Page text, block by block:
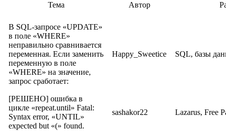
Тема Автор
В SQL-запросе «UPDATE»
в поле «WHERE»
неправильно сравнивается
переменная. Если заменить
переменную в поле
«WHERE» на значение,
запрос сработает:
Happy_Sweetice SQL, базы
[РЕШЕНО] ошибка в
цикле «repeat.until» Fatal:
Syntax error, «UNTIL»
expected but «(» found.
sashakor22 Lazarus, Free